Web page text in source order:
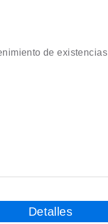
de existencias
Detalles